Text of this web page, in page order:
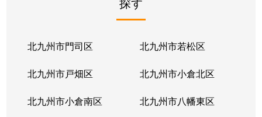
北九州市門司区 北九州市若松区
北九州市戸畑区 北九州市小倉北区
北九州市小倉南区 北九州市八幡東区